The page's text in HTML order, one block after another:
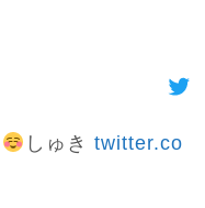
しゅき twitter.co